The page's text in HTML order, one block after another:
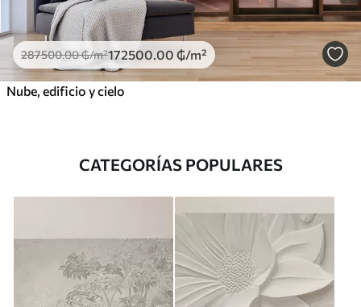
287500.00₲/m²172500.00 ₲/m²
Nube, edificio y cielo
CATEGORÍAS POPULARES